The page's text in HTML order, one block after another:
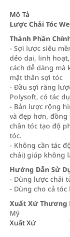
Mô Tả
Lược Chải Tóc
Thành Phần
- Sợi lược siêu
dẻo dai, linh
cách dễ dàng
mặt thân sợi tóc
- Đầu sợi răng
Polysoft, có tác
- Bản lược rộng
và đẹp hơn,
chân tóc tạo độ
tóc.
- Không cần tác
chải) giúp không
Hướng Dẫn Sử
- Dùng lược chải
- Dùng cho cả
Xuất Xứ Thương
Mỹ
Xuất Xứ